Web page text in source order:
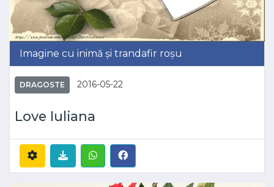
Imagine cu inimă și trandafir roșu
DRAGOSTE 2016-05-22
Love Iuliana